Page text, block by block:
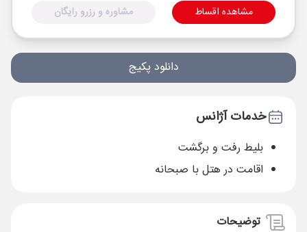
مشاهده اقساط مشاوره و رزرو رایگان
دانلود پکیج
خدمات آژانس
بلیط رفت و برگشت
اقامت در هتل با صبحانه
توضیحات